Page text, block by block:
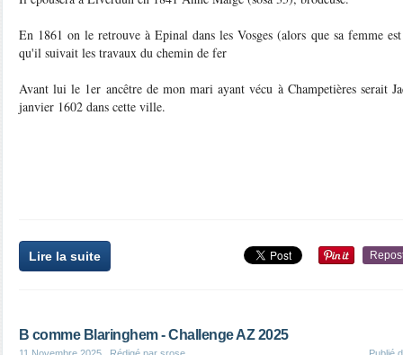
En 1861 on le retrouve à Epinal dans les Vosges (alors que sa femme
qu'il suivait les travaux du chemin de fer
Avant lui le 1er ancêtre de mon mari ayant vécu à Champetières serait
janvier 1602 dans cette ville.
Lire la suite
B comme Blaringhem - Challenge AZ 2025